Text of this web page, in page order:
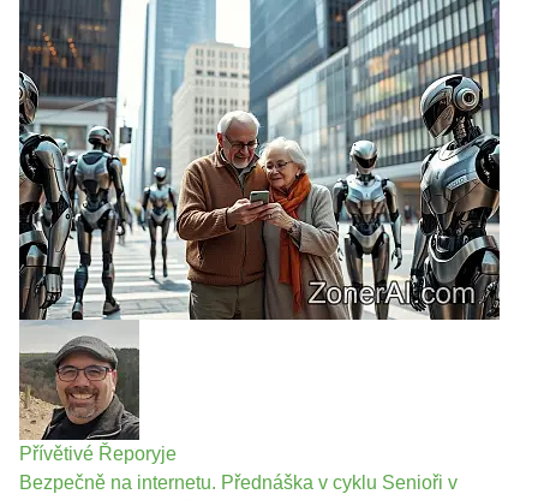
Přívětivé Řeporyje
Bezpečně na internetu. Přednáška v cyklu Senioři v